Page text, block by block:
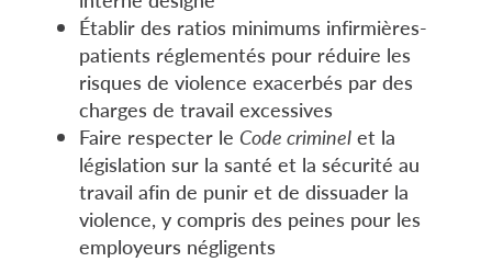
Établir des ratios minimums infirmières-
patients réglementés pour réduire les
risques de violence exacerbés par des
charges de travail excessives
Faire respecter le Code criminel et la
législation sur la santé et la sécurité au
travail afin de punir et de dissuader la
violence, y compris des peines pour les
employeurs négligents